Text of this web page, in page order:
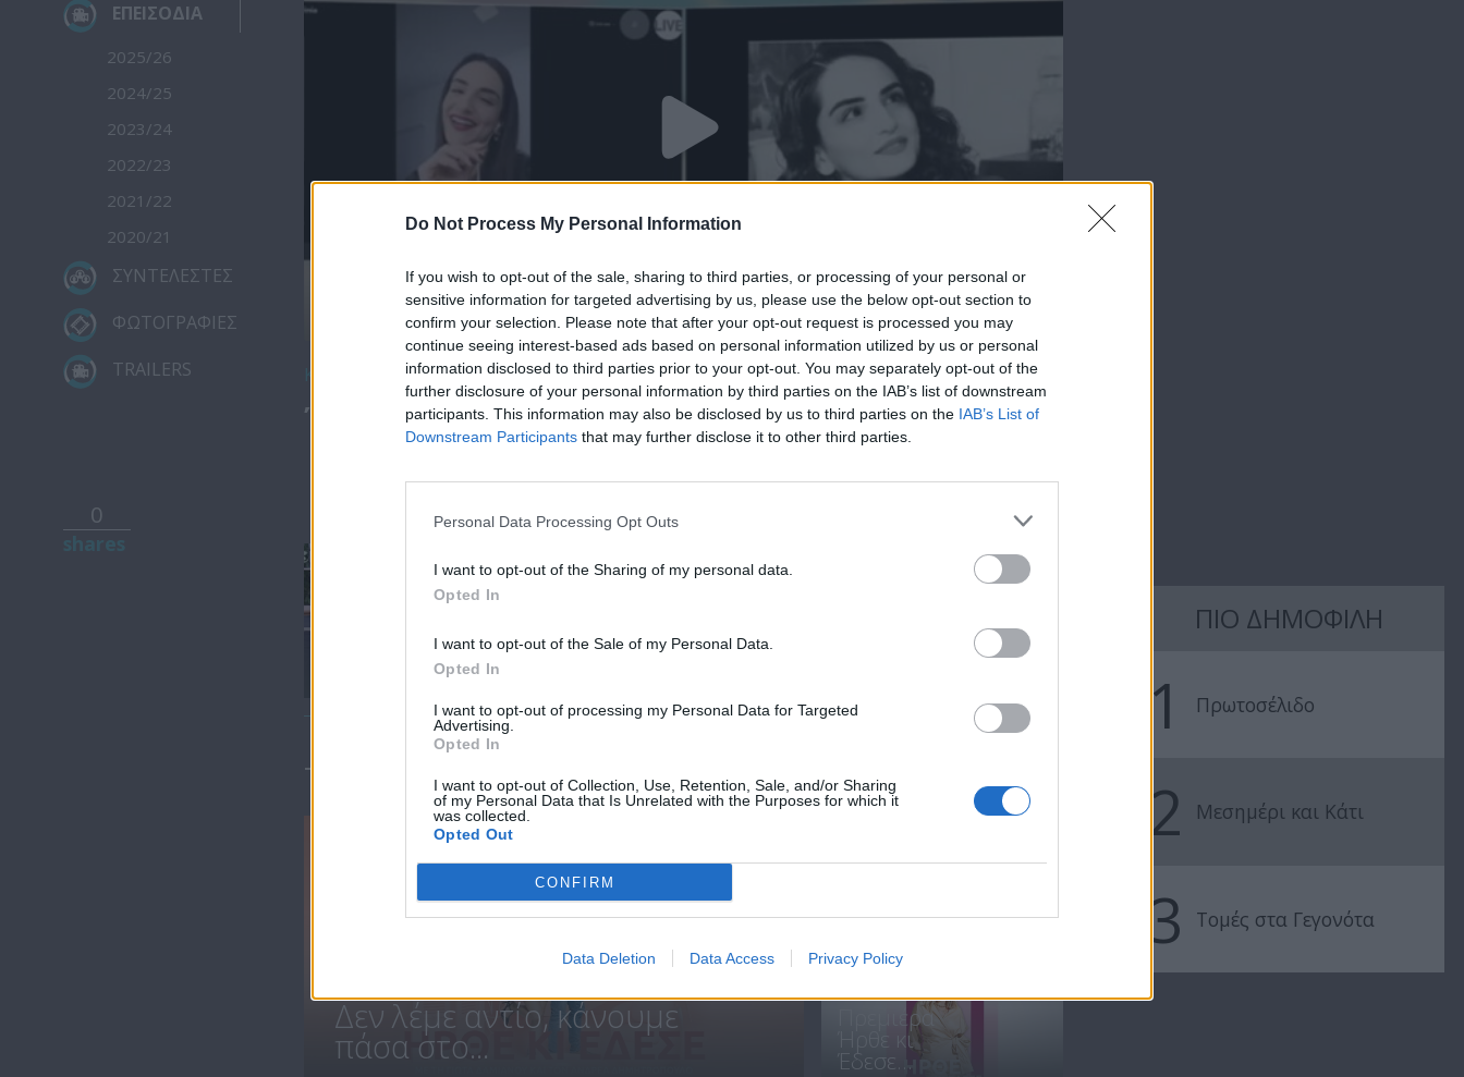
Do Not Process My Personal Information
If you wish to opt-out of the sale, sharing to third parties, or processing of your personal or
sensitive information for targeted advertising by us, please use the below opt-out section to
confirm your selection. Please note that after your opt-out request is processed you may
continue seeing interest-based ads based on personal information utilized by us or personal
information disclosed to third parties prior to your opt-out. You may separately opt-out of the
further disclosure of your personal information by third parties on the IAB’s list of downstream
participants. This information may also be disclosed by us to third parties on the IAB’s List of
Downstream Participants that may further disclose it to other third parties.
Personal Data Processing Opt Outs
I want to opt-out of the Sharing of my personal data.
Opted In
I want to opt-out of the Sale of my Personal Data.
Opted In
I want to opt-out of processing my Personal Data for Targeted
Advertising.
Opted In
I want to opt-out of Collection, Use, Retention, Sale, and/or Sharing
of my Personal Data that Is Unrelated with the Purposes for which it
was collected.
Opted Out
CONFIRM
Data Deletion Data Access Privacy Policy
ΕΠΕΙΣΟΔΙΑ
2025/26
2024/25
2023/24
2022/23
2021/22
2020/21
ΣΥΝΤΕΛΕΣΤΕΣ
ΦΩΤΟΓΡΑΦΙΕΣ
TRAILERS
0
Κατέβασε το
Ήρθε κι έδεσε 18.01.21
Ήρθε κι έδεσε
Ήρθε κι έδεσε
ΤΕΛΕΥΤΑΙΑ ΝΕΑ
Δεν λέμε αντίο, κάνουμε
πάσα στο...
ΞΑΝΑΕΔΕΣΑΝ...
Πρεμιέρα
Ήρθε κι
Έδεσε...
ΠΙΟ ΔΗΜΟΦΙΛΗ
1 Πρωτοσέλιδο
2 Μεσημέρι και Κάτι
3 Τομές στα Γεγονότα